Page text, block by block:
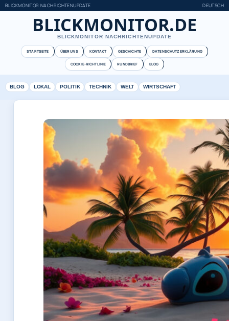
BLICKMONITOR NACHRICHTENUPDATE DEUTSCH
BLICKMONITOR.DE
BLICKMONITOR NACHRICHTENUPDATE
STARTSEITE ÜBER UNS KONTAKT GESCHICHTE DATENSCHUTZERKLÄRUNG
COOKIE-RICHTLINIE RUNDBRIEF BLOG
BLOG LOKAL POLITIK TECHNIK WELT WIRTSCHAFT